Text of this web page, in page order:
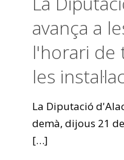
avança a
l'horari de
les
La Diputació
demà, dijous 21
[…]